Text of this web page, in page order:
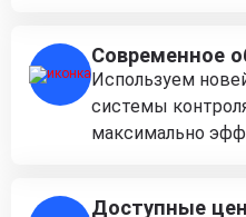
Современное
Используем
системы
максимально
Доступные